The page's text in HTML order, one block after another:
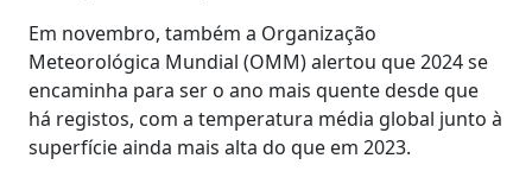
Em novembro, também a Organização
Meteorológica Mundial (OMM) alertou que 2024 se
encaminha para ser o ano mais quente desde que
há registos, com a temperatura média global junto à
superfície ainda mais alta do que em 2023.